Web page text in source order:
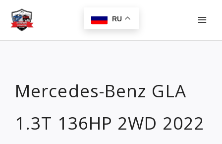
Перейти
содержимому
RU
Mercedes-Benz GLA
1.3T 136HP 2WD 2022